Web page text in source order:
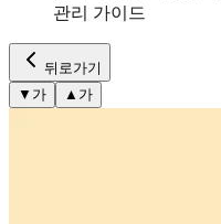
관리 가이드
뒤로가기
▼ 가 ▲ 가